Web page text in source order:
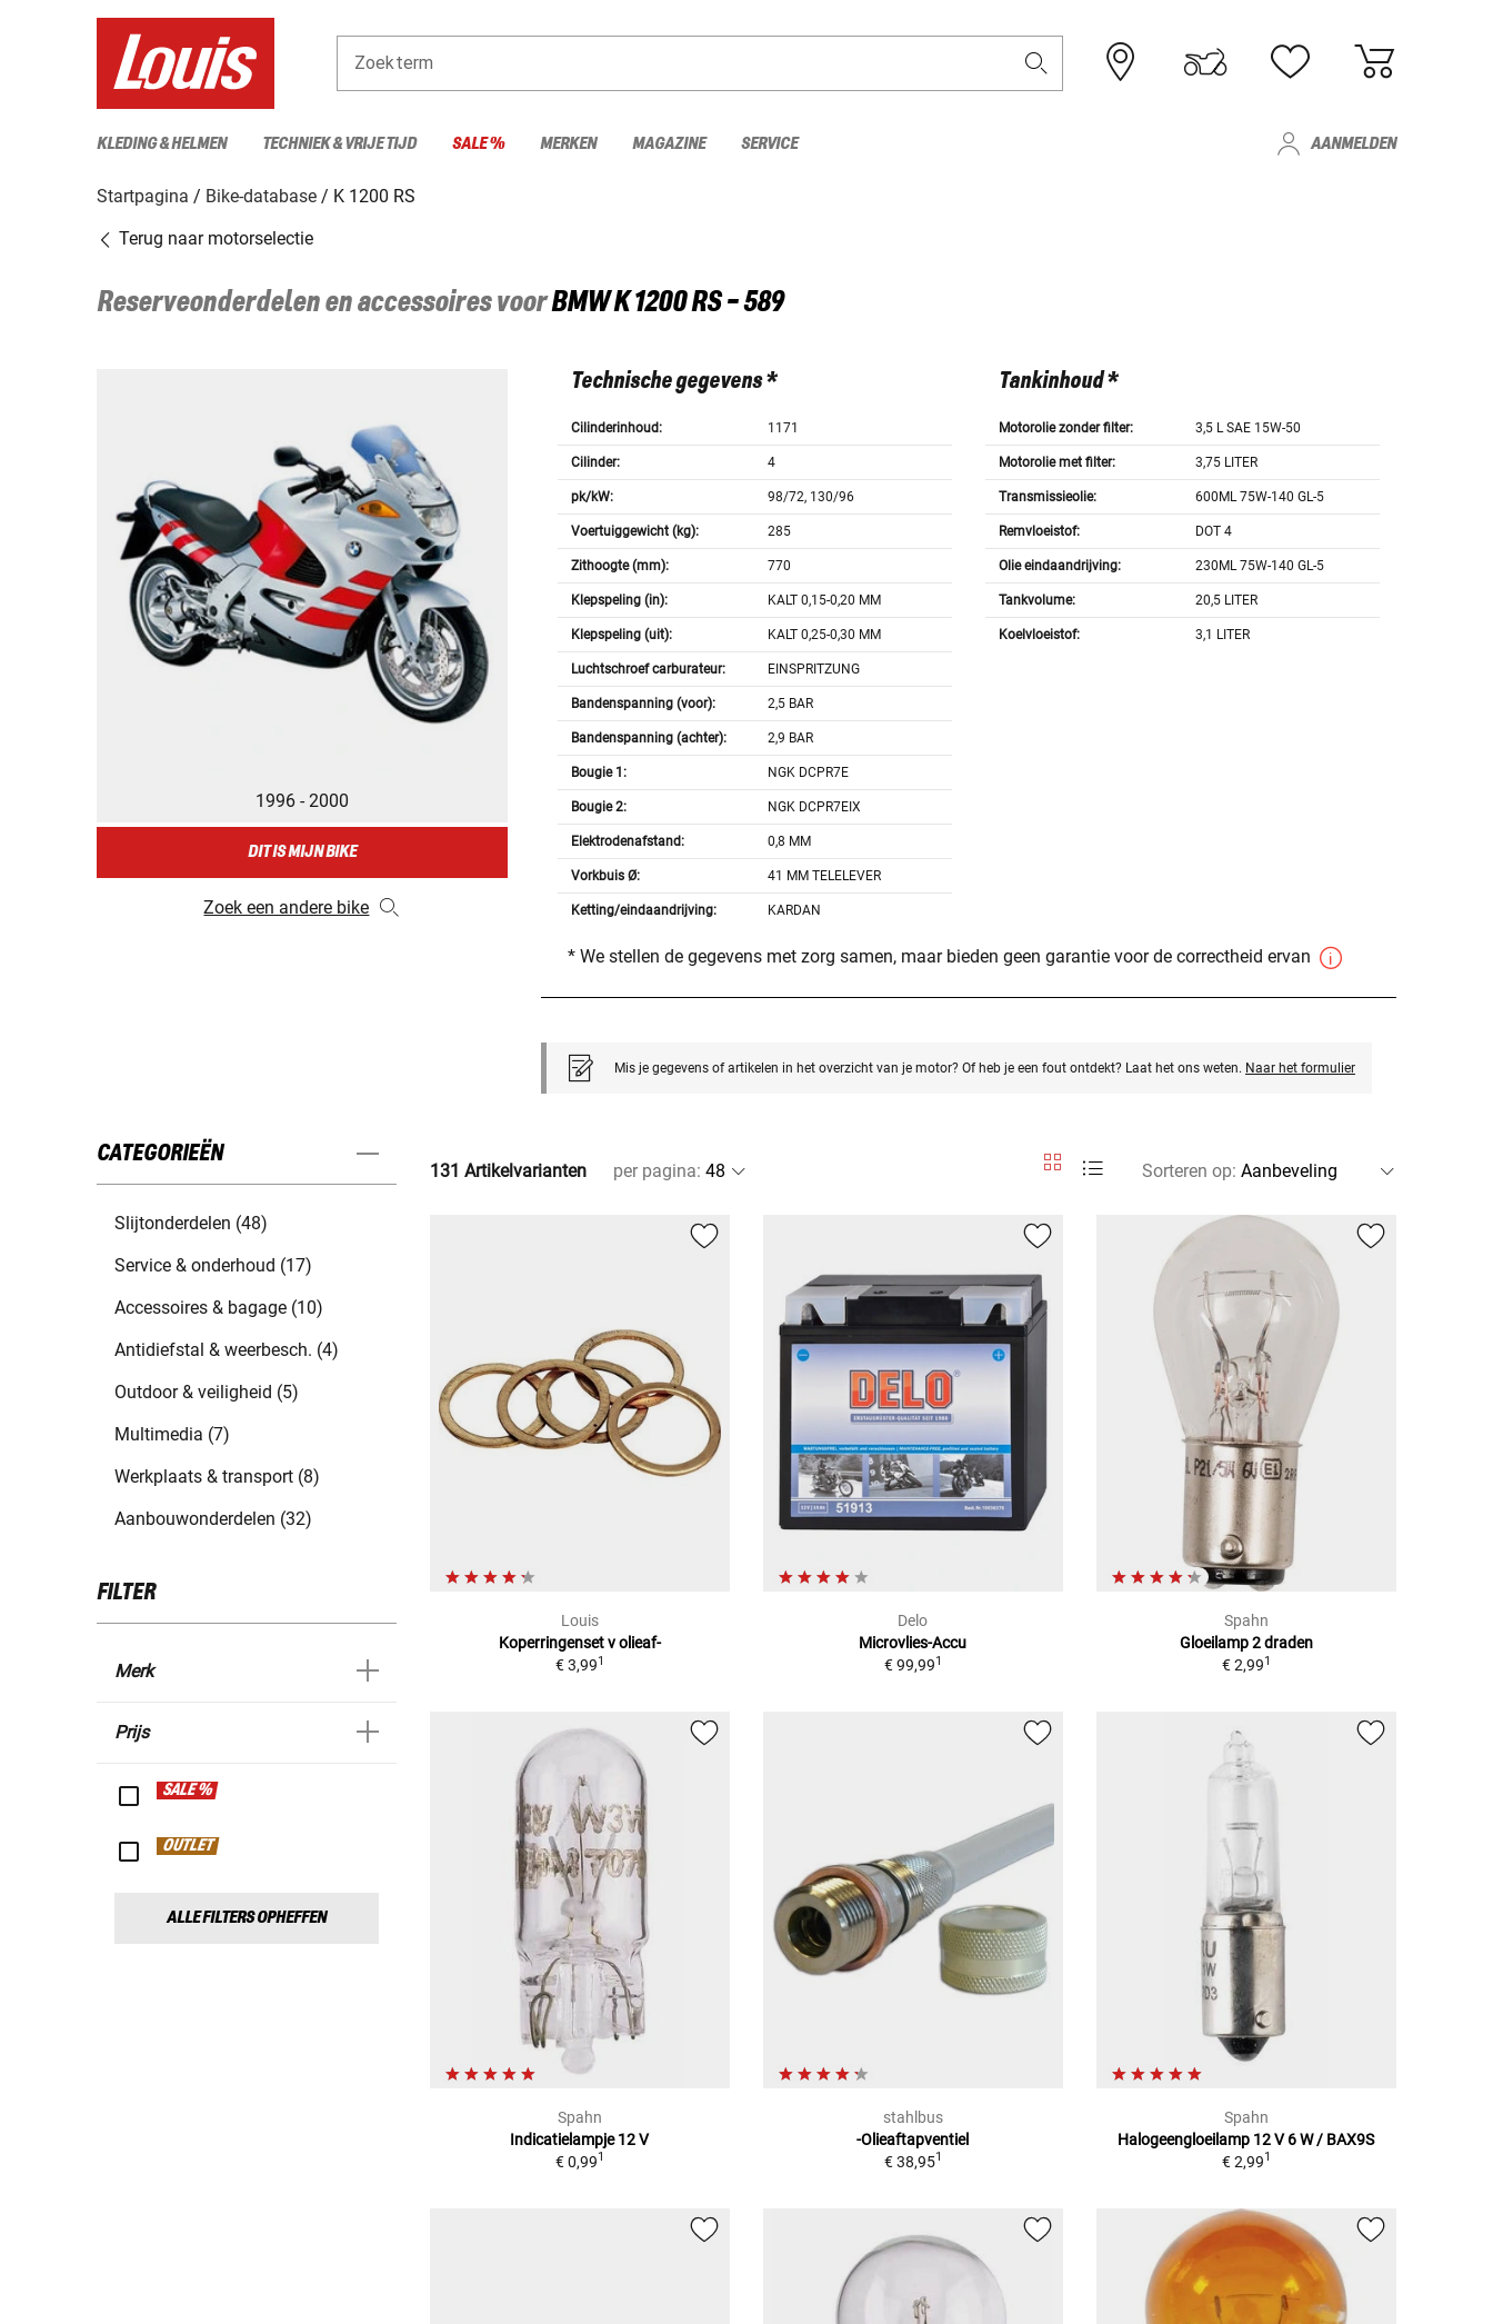
Zoekterm
KLEDING & HELMEN TECHNIEK & VRIJE TIJD SALE % MERKEN MAGAZINE SERVICE AANMELDEN
Startpagina Bike-database
K 1200 RS
Terug naar motorselectie
Reserveonderdelen en accessoires voorBMWK 1200 RS - 589
1996 - 2000
DIT IS MIJN BIKE
Zoek een andere bike
Technische gegevens *
Cilinderinhoud: 1171
Cilinder: 4
pk/kW: 98/72, 130/96
Voertuiggewicht (kg): 285
Zithoogte (mm): 770
Klepspeling (in): KALT 0,15-0,20 MM
Klepspeling (uit): KALT 0,25-0,30 MM
Luchtschroef carburateur: EINSPRITZUNG
Bandenspanning (voor): 2,5 BAR
Bandenspanning (achter): 2,9 BAR
Bougie 1: NGK DCPR7E
Bougie 2: NGK DCPR7EIX
Elektrodenafstand: 0,8 MM
Vorkbuis Ø: 41 MM TELELEVER
Ketting/eindaandrijving: KARDAN
Tankinhoud *
Motorolie zonder filter: 3,5 L SAE 15W-50
Motorolie met filter: 3,75 LITER
Transmissieolie: 600ML 75W-140 GL-5
Remvloeistof: DOT 4
Olie eindaandrijving: 230ML 75W-140 GL-5
Tankvolume: 20,5 LITER
Koelvloeistof: 3,1 LITER
* We stellen de gegevens met zorg samen, maar bieden geen garantie voor de correctheid ervan
Mis je gegevens of artikelen in het overzicht van je motor? Of heb je een fout ontdekt? Laat het ons weten. Naar het formulier
CATEGORIEËN
Slijtonderdelen (48)
Service & onderhoud (17)
Accessoires & bagage (10)
Antidiefstal & weerbesch. (4)
Outdoor & veiligheid (5)
Multimedia (7)
Werkplaats & transport (8)
Aanbouwonderdelen (32)
FILTER
Merk
Prijs
SALE %
OUTLET
ALLE FILTERS OPHEFFEN
131 Artikelvarianten per pagina: Sorteren op:
Louis
Koperringenset v olieaf-
€ 3,991
Delo
Microvlies-Accu
€ 99,991
Spahn
Gloeilamp 2 draden
€ 2,991
Spahn
Indicatielampje 12 V
€ 0,991
stahlbus
-Olieaftapventiel
€ 38,951
Spahn
Halogeengloeilamp 12 V 6 W / BAX9S
€ 2,991